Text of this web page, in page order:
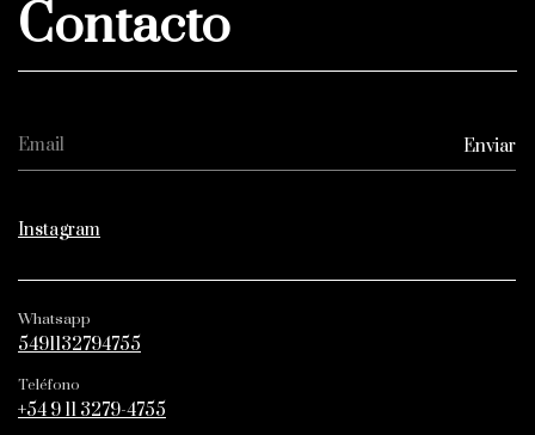
Contacto
Instagram
Whatsapp
5491132794755
Teléfono
+54 9 11 3279-4755